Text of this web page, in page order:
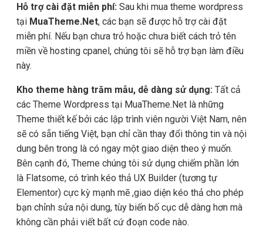
Hỗ trợ cài đặt miễn phí: Sau khi mua theme wordpress
tại MuaTheme.Net, các bạn sẽ được hỗ trợ cài đặt
miễn phí. Nếu bạn chưa trỏ hoặc chưa biết cách trỏ tên
miền về hosting cpanel, chúng tôi sẽ hỗ trợ bạn làm điều
này.
Kho theme hàng trăm mẫu, dễ dàng sử dụng: Tất cả
các Theme Wordpress tại MuaTheme.Net là những
Theme thiết kế bởi các lập trình viên người Việt Nam, nên
sẽ có sẵn tiếng Việt, bạn chỉ cần thay đổi thông tin và nội
dung bên trong là có ngay một giao diện theo ý muốn.
Bên cạnh đó, Theme chúng tôi sử dụng chiếm phần lớn
là Flatsome, có trình kéo thả UX Builder (tương tự
Elementor) cực kỳ mạnh mẽ ,giao diện kéo thả cho phép
bạn chỉnh sửa nội dung, tùy biến bố cục dễ dàng hơn mà
không cần phải viết bất cứ đoạn code nào.